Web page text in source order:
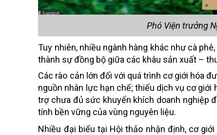
Phó Viện trưởng
Tuy nhiên, nhiều ngành hàng khác như cà
thành sự đồng bộ giữa các khâu sản xuất –
Các rào cản lớn đối với quá trình cơ giới hóa
nguồn nhân lực hạn chế; thiếu dịch vụ cơ
trợ chưa đủ sức khuyến khích doanh nghiệp
tính bền vững của vùng nguyên liệu.
Nhiều đại biểu tại Hội thảo nhận định, cơ